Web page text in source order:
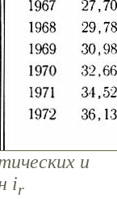
и
ir